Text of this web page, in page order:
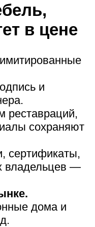
в цене
и
реставраций,
сохраняют
сертификаты,
владельцев —
дома и